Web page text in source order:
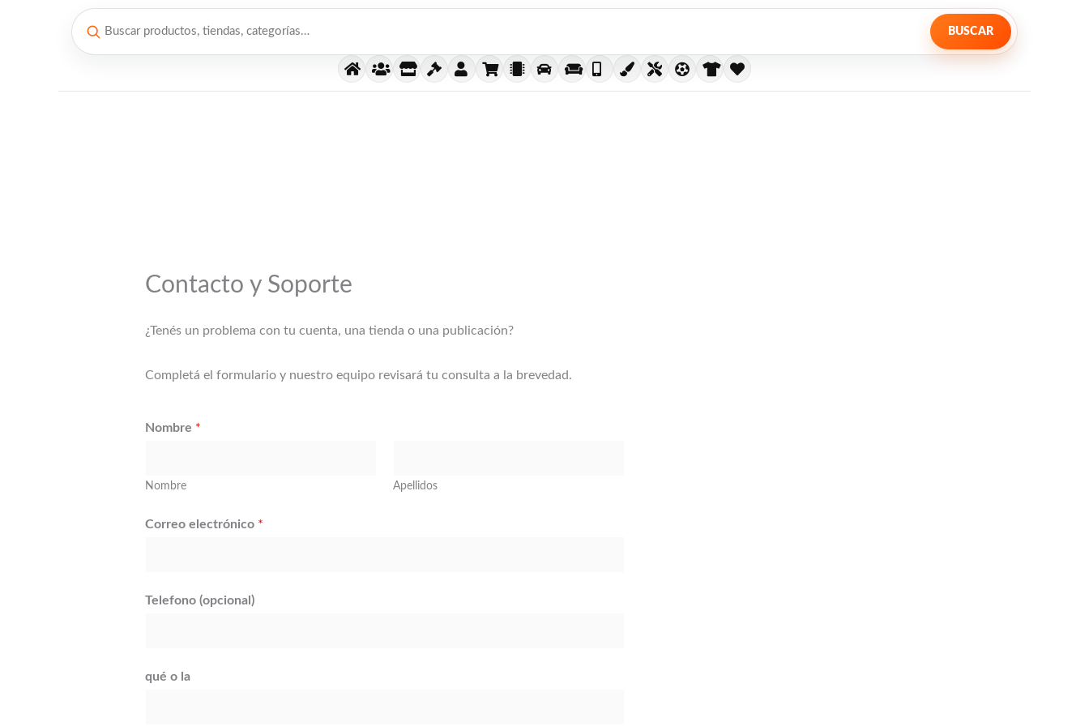
BUSCAR
Contacto y Soporte
¿Tenés un problema con tu cuenta, una tienda o una publicación?
Completá el formulario y nuestro equipo revisará tu consulta a la brevedad.
Nombre *
Nombre Apellidos
Correo electrónico *
Telefono (opcional)
qué o la